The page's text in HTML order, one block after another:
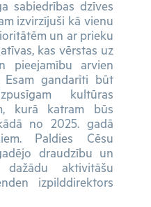
sabiedrības dzīves
izvirzījuši kā vienu
un ar prieku
kas vērstas uz
pieejamību arvien
Esam gandarīti būt
kultūras
kurā katram būs
no 2025. gadā
Paldies Cēsu
draudzību un
dažādu aktivitāšu
izpilddirektors